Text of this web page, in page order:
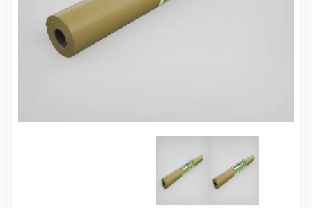
Телеграм
Доставка